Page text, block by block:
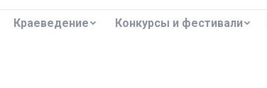
Краеведение Конкурсы и фестивали